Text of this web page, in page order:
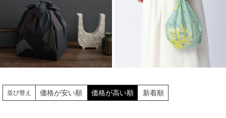
並び替え 価格が安い順 価格が高い順 新着順